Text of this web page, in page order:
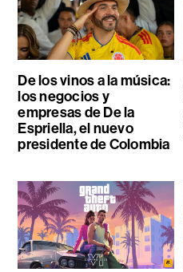
De los vinos a la música:
los negocios y
empresas de De la
Espriella, el nuevo
presidente de Colombia